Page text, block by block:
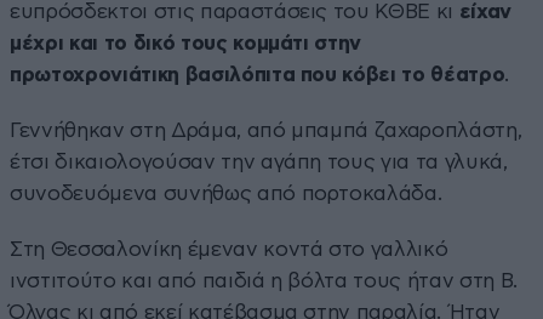
ευπρόσδεκτοι στις παραστάσεις του ΚΘΒΕ κι είχαν
μέχρι και το δικό τους κομμάτι στην
πρωτοχρονιάτικη βασιλόπιτα που κόβει το θέατρο.
Γεννήθηκαν στη Δράμα, από μπαμπά ζαχαροπλάστη,
έτσι δικαιολογούσαν την αγάπη τους για τα γλυκά,
συνοδευόμενα συνήθως από πορτοκαλάδα.
Στη Θεσσαλονίκη έμεναν κοντά στο γαλλικό
ινστιτούτο και από παιδιά η βόλτα τους ήταν στη Β.
Όλγας κι από εκεί κατέβασμα στην παραλία. Ήταν